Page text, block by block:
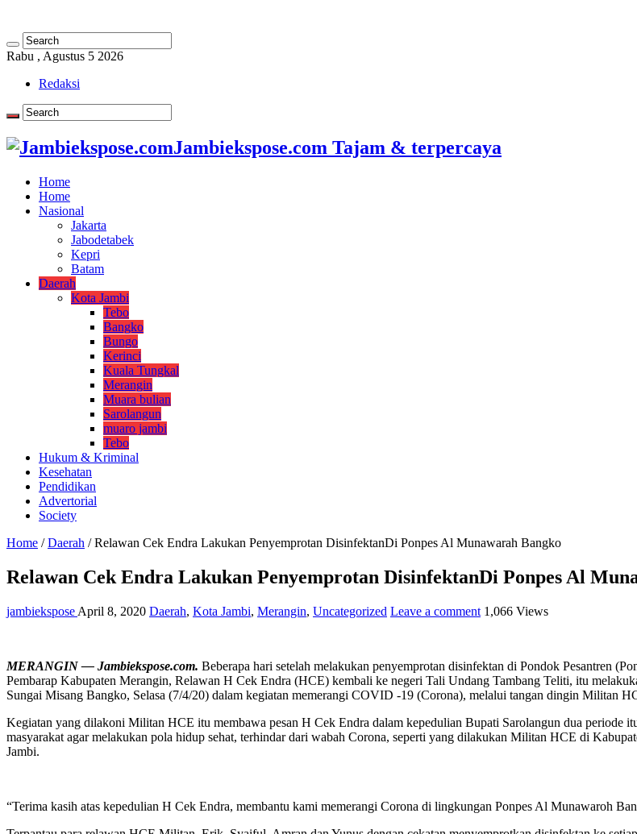
Rabu , Agustus 5 2026
Redaksi
Jambiekspose.com Tajam & terpercaya
Home
Home
Nasional
Jakarta
Jabodetabek
Kepri
Batam
Daerah
Kota Jambi
Tebo
Bangko
Bungo
Kerinci
Kuala Tungkal
Merangin
Muara bulian
Sarolangun
muaro jambi
Tebo
Hukum & Kriminal
Kesehatan
Pendidikan
Advertorial
Society
Home / Daerah / Relawan Cek Endra Lakukan Penyemprotan DisinfektanDi Ponpes Al Munawarah Bangko
Relawan Cek Endra Lakukan Penyemprotan DisinfektanDi Ponpes Al
jambiekspose April 8, 2020 Daerah, Kota Jambi, Merangin, Uncategorized Leave a comment 1,066 Views
MERANGIN — Jambiekspose.com. Beberapa hari setelah melakukan penyemprotan disinfektan di Pondok Pesantren
Pembarap Kabupaten Merangin, Relawan H Cek Endra (HCE) kembali ke negeri Tali Undang Tambang Teliti, itu
Sungai Misang Bangko, Selasa (7/4/20) dalam kegiatan memerangi COVID -19 (Corona), melalui tangan dingin Militan
Kegiatan yang dilakoni Militan HCE itu membawa pesan H Cek Endra dalam kepedulian Bupati Sarolangun dua periode
masyarakat agar melakukan pola hidup sehat, terhindar dari wabah Corona, seperti yang dilakukan Militan HCE di
Jambi.
“Terima kasih atas kepedulian H Cek Endra, membantu kami memerangi Corona di lingkungan Ponpes Al Munawaroh